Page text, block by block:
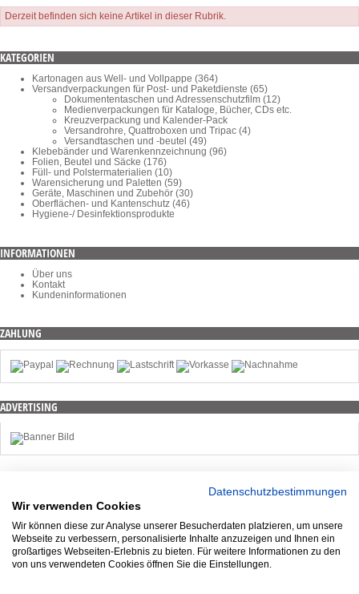
Derzeit befinden sich keine Artikel in dieser Rubrik.
KATEGORIEN
Kartonagen aus Well- und Vollpappe (364)
Versandverpackungen für Post- und Paketdienste (65)
Dokumententaschen und Adressenschutzfilm (12)
Medienverpackungen für Kataloge, Bücher, CDs etc.
Kreuzverpackung und Kalender-Pack
Versandrohre, Quattroboxen und Tripac (4)
Versandtaschen und -beutel (49)
Klebebänder und Warenkennzeichnung (96)
Folien, Beutel und Säcke (176)
Füll- und Polstermaterialien (10)
Warensicherung und Paletten (59)
Geräte, Maschinen und Zubehör (30)
Oberflächen- und Kantenschutz (46)
Hygiene-/ Desinfektionsprodukte
INFORMATIONEN
Über uns
Kontakt
Kundeninformationen
ZAHLUNG
ADVERTISING
Telefonnummer: 06441 / 210 897 - 0
E-Mail-Adresse: info@verpal.de
Frankenstraße 20
35583 Wetzlar
ZAHLUNGSARTEN
Datenschutzbestimmungen
Wir verwenden Cookies
Wir können diese zur Analyse unserer Besucherdaten platzieren, um unsere
Webseite zu verbessern, personalisierte Inhalte anzuzeigen und Ihnen ein
großartiges Webseiten-Erlebnis zu bieten. Für weitere Informationen zu den
von uns verwendeten Cookies öffnen Sie die Einstellungen.